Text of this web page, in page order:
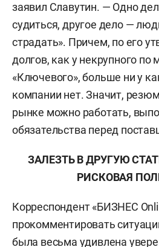
заявил Славутин. — Одно
судиться, другое дело —
страдать». Причем, по его
долгов, как у некрупного
«Ключевого», больше ни у
компании нет. Значит,
рынке можно работать,
обязательства перед
ЗАЛЕЗТЬ В ДРУГУЮ
РИСКОВАЯ
Корреспондент «БИЗНЕС
прокомментировать
была весьма удивлена